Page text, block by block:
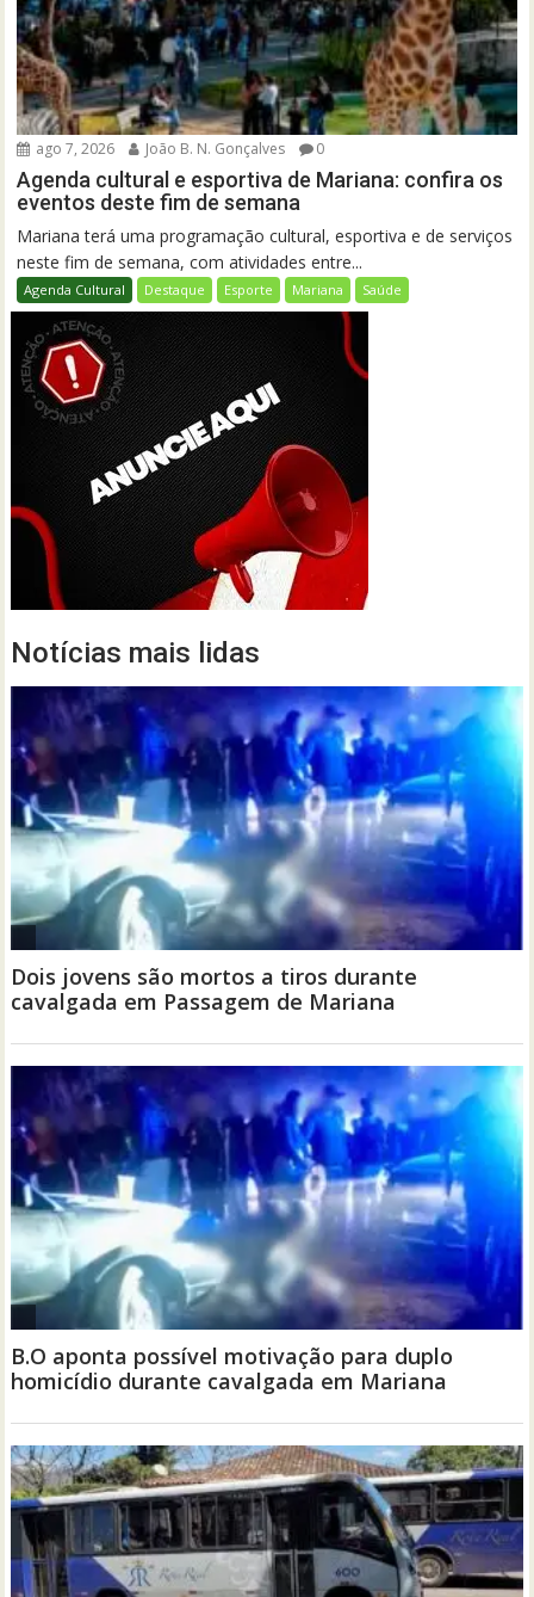
ago 7, 2026 João B. N. Gonçalves 0
Agenda cultural e esportiva de Mariana: confira os
eventos deste fim de semana
Mariana terá uma programação cultural, esportiva e de serviços
neste fim de semana, com atividades entre...
Agenda Cultural Destaque Esporte Mariana Saúde
Notícias mais lidas